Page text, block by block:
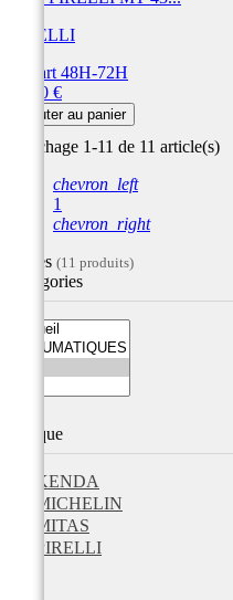
PIRELLI
Départ 48H-72H
89,40 €
Ajouter au panier
Affichage 1-11 de 11 article(s)
chevron_left
1
chevron_right
Filtres (11 produits)
Catégories
Marque
KENDA
MICHELIN
MITAS
PIRELLI